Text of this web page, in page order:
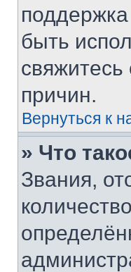
поддержка
быть
причин.
Вернуться к
» Что
Звания,